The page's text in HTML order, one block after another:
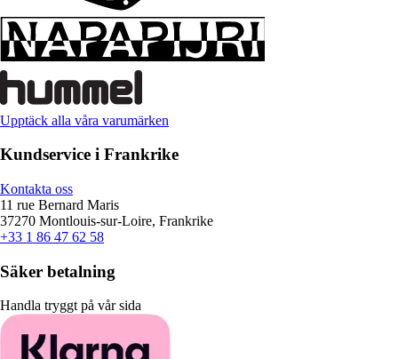
Upptäck alla våra varumärken
Kundservice i Frankrike
Kontakta oss
11 rue Bernard Maris
37270 Montlouis-sur-Loire, Frankrike
+33 1 86 47 62 58
Säker betalning
Handla tryggt på vår sida